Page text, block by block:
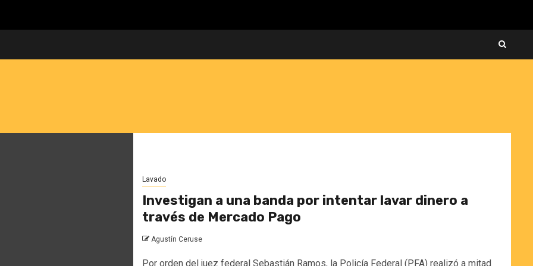
Lavado
Investigan a una banda por intentar lavar dinero a
través de Mercado Pago
Agustín Ceruse
Por orden del juez federal Sebastián Ramos, la Policía Federal (PFA) realizó a mitad